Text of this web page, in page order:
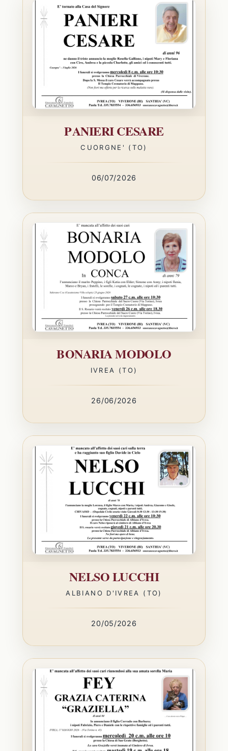
PANIERI CESARE
CUORGNE' (TO)
06/07/2026
BONARIA MODOLO
IVREA (TO)
26/06/2026
NELSO LUCCHI
ALBIANO D'IVREA (TO)
20/05/2026